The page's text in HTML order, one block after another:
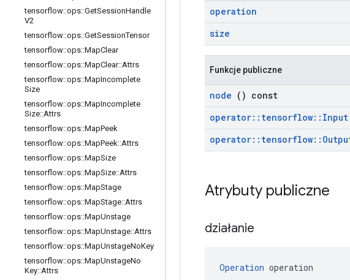
tensorflow::ops::GetSessionHandle
V2
tensorflow::ops::GetSessionTensor
tensorflow::ops::MapClear
tensorflow::ops::MapClear::Attrs
tensorflow::ops::MapIncomplete
Size
tensorflow::ops::MapIncomplete
Size::Attrs
tensorflow::ops::MapPeek
tensorflow::ops::MapPeek::Attrs
tensorflow::ops::MapSize
tensorflow::ops::MapSize::Attrs
tensorflow::ops::MapStage
tensorflow::ops::MapStage::Attrs
tensorflow::ops::MapUnstage
tensorflow::ops::MapUnstage::Attrs
tensorflow::ops::MapUnstageNoKey
tensorflow::ops::MapUnstageNo
Key::Attrs
operation
size
Funkcje publiczne
node () const
operator:: tensorflow:: Input
operator:: tensorflow::
Atrybuty publiczne
działanie
Operation operation